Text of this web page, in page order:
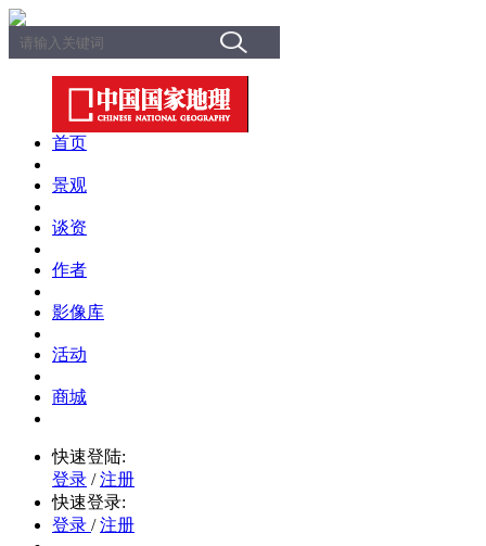
首页
景观
谈资
作者
影像库
活动
商城
快速登陆:
登录 / 注册
快速登录:
登录 / 注册